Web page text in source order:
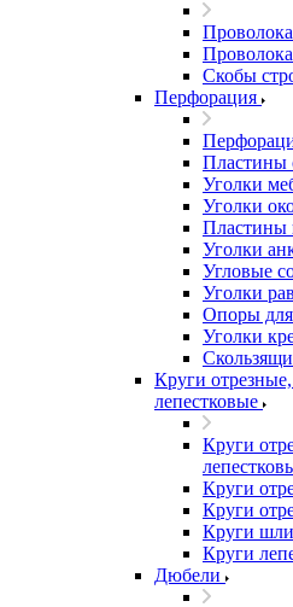
Проволока
Скобы
Перфорация
Пластины
Уголки
Уголки
Пластины
Уголки
Угловые
Уголки
Опоры для
Уголки
Круги
лепестковые
Круги
Круги
Круги
Круги
Круги
Дюбели